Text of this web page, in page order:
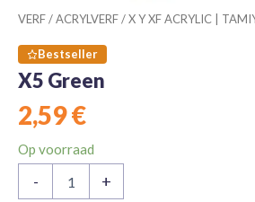
VERF/ACRYLVERF/X Y XF ACRYLIC |
Bestseller
X5 Green
2,59€
Op voorraad
-
Green
+